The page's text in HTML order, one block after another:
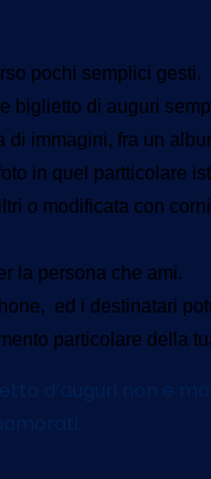
pochi semplici gesti.
biglietto di auguri
immagini, fra un
in quel partticolare
o modificata con
la persona che ami.
ed i destinatari
particolare della
d’auguri non è